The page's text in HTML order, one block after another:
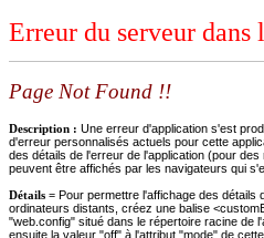
Erreur du serveur
Page Not Found !!
Description : Une erreur d'application s'est
d'erreur personnalisés actuels pour cette
des détails de l'erreur de l'application (pour
peuvent être affichés par les navigateurs qui
Détails = Pour permettre l'affichage des détails
ordinateurs distants, créez une balise
"web.config" situé dans le répertoire racine de
ensuite la valeur "off" à l'attribut "mode" de